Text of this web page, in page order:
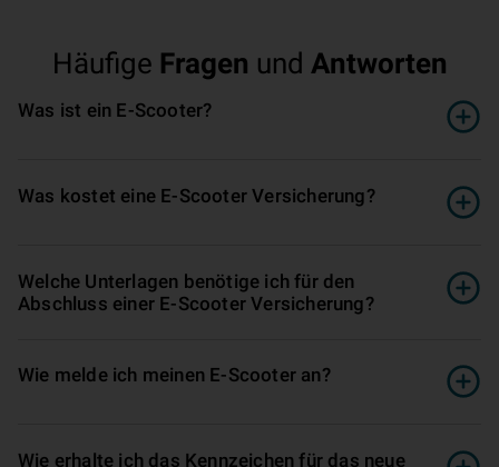
Häufige Fragen und Antworten
Was ist ein E-Scooter?
Was kostet eine E-Scooter Versicherung?
Welche Unterlagen benötige ich für den
Abschluss einer E-Scooter Versicherung?
Wie melde ich meinen E-Scooter an?
Wie erhalte ich das Kennzeichen für das neue